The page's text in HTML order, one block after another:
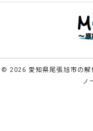
© 2026 愛知県尾張旭市の解
ノ